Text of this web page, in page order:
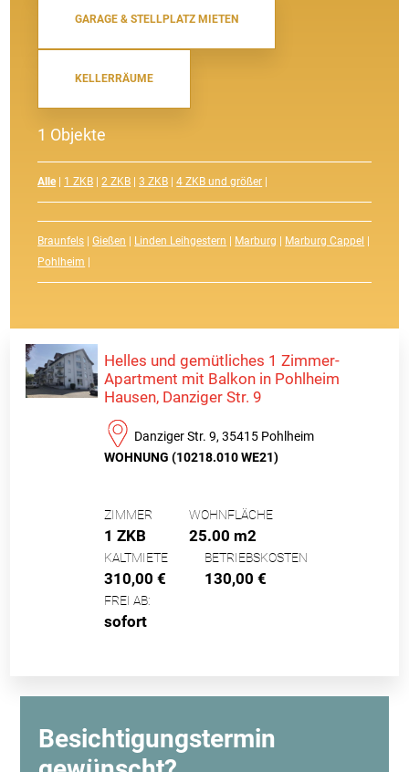
GARAGE & STELLPLATZ MIETEN
KELLERRÄUME
1 Objekte
Alle| 1 ZKB |2 ZKB |3 ZKB |4 ZKB und größer |
Braunfels |Gießen | Linden Leihgestern | Marburg | Marburg Cappel |
Pohlheim |
Helles und gemütliches 1 Zimmer-
Apartment mit Balkon in Pohlheim
Hausen, Danziger Str. 9
Danziger Str. 9, 35415 Pohlheim
WOHNUNG (10218.010 WE21)
ZIMMER
1 ZKB
WOHNFLÄCHE
25.00 m2
KALTMIETE
310,00 €
BETRIEBSKOSTEN
130,00 €
FREI AB:
sofort
Besichtigungstermin